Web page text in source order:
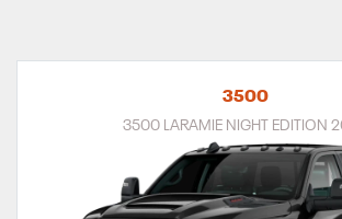
3500
3500 LARAMIE NIGHT EDITION